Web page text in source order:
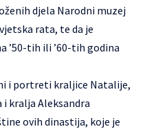
djela Narodni muzej
rata, te da je
’50-tih ili ’60-tih godina
i portreti kraljice Natalije,
i kralja Aleksandra
ovih dinastija, koje je